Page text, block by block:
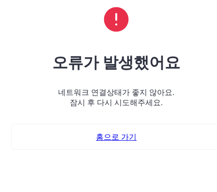
오류가 발생했어요
네트워크 연결상태가 좋지 않아요.
잠시 후 다시 시도해주세요.
홈으로 가기